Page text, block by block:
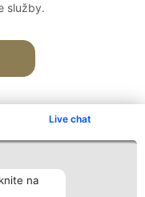
Live chat
na
služby.
Kontakt
Kontakt